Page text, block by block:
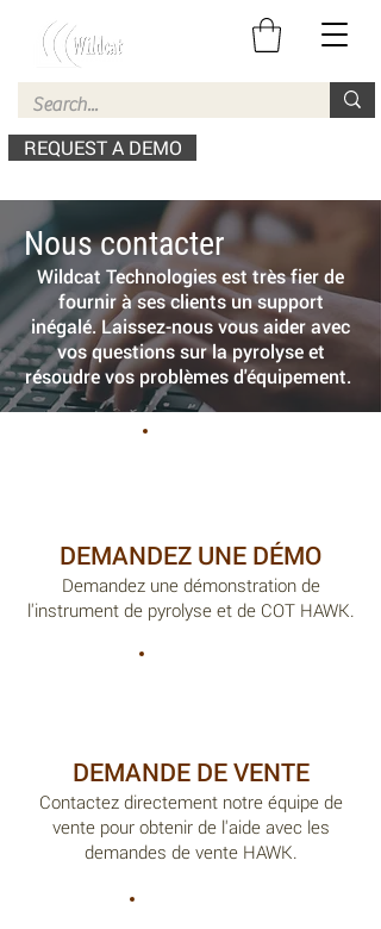
REQUEST A DEMO
Nous contacter
Wildcat Technologies est très fier de
fournir à ses clients un support
inégalé. Laissez-nous vous aider avec
vos questions sur la pyrolyse et
résoudre vos problèmes d'équipement.
DEMANDEZ UNE DÉMO
Demandez une démonstration de
l'instrument de pyrolyse et de COT HAWK.
DEMANDE DE VENTE
Contactez directement notre équipe de
vente pour obtenir de l'aide avec les
demandes de vente HAWK.